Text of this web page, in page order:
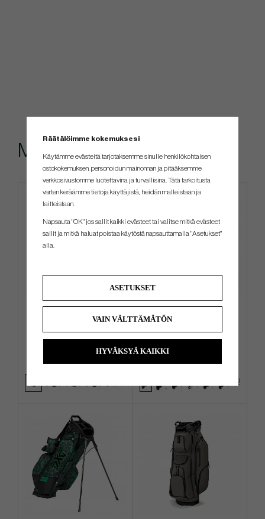
Muut ostivat myös
TaylorMade Tour Preferred
Radar 2026 Qi4D Cap
€22
Info Osta
Ogio Shadow - Carry Bag
€351
Info Osta
+2
Räätälöimme kokemuksesi
Käytämme evästeitä tarjotaksemme sinulle henkilökohtaisen
ostokokemuksen, personoidun mainonnan ja pitääksemme
verkkosivustomme luotettavina ja turvallisina. Tätä tarkoitusta
varten keräämme tietoja käyttäjistä, heidän malleistaan ​​ja
laitteistaan.
Napsauta "OK" jos sallit kaikki evästeet tai valitse mitkä evästeet
sallit ja mitkä haluat poistaa käytöstä napsauttamalla "Asetukset"
alla.
ASETUKSET
VAIN VÄLTTÄMÄTÖN
HYVÄKSYÄ KAIKKI